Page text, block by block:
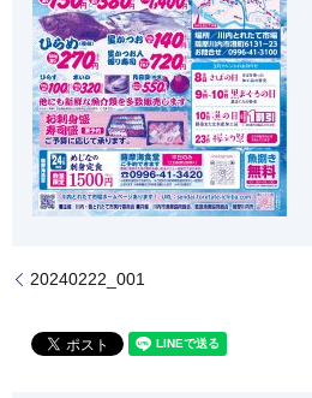
20240222_001